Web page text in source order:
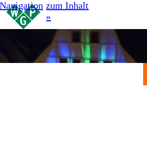
zum Inhalt
»